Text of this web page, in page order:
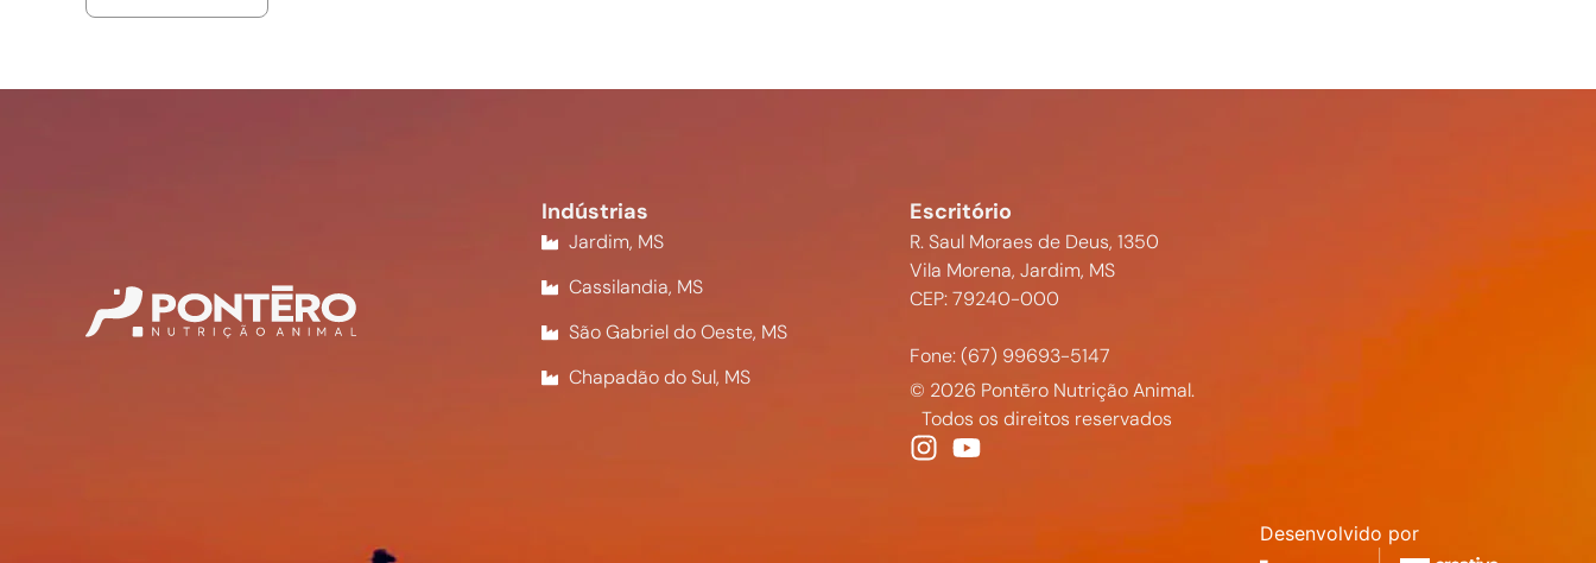
Indústrias
Jardim, MS
Cassilandia, MS
São Gabriel do Oeste, MS
Chapadão do Sul, MS
Escritório
R. Saul Moraes de Deus, 1350
Vila Morena, Jardim, MS
CEP: 79240-000
Fone: (67) 99693-5147
© 2026 Pontēro Nutrição Animal.
Todos os direitos reservados
Desenvolvido por